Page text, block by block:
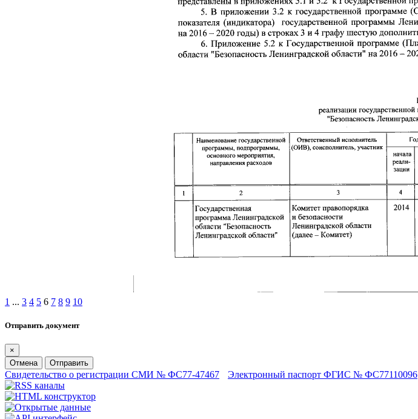
1 ... 3 4 5 6 7 8 9 10
Отправить документ
×
Отмена
Отправить
Свидетельство о регистрации СМИ № ФС77-47467 Электронный паспорт ФГИС № ФС77110096